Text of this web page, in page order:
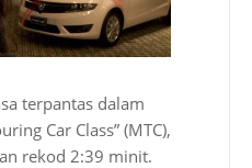
terpantas dalam
Car Class” (MTC),
rekod 2:39 minit.